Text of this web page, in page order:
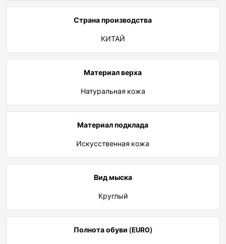
Страна производства
КИТАЙ
Материал верха
Натуральная кожа
Материал подклада
Искусственная кожа
Вид мыска
Круглый
Полнота обуви (EURO)